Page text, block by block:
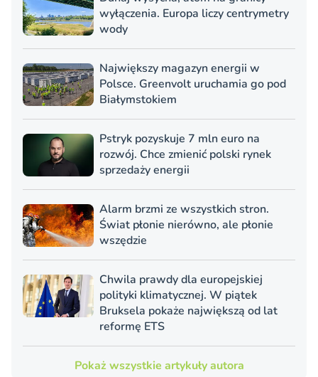
wyłączenia. Europa liczy centrymetry
wody
Największy magazyn energii w
Polsce. Greenvolt uruchamia go pod
Białymstokiem
Pstryk pozyskuje 7 mln euro na
rozwój. Chce zmienić polski rynek
sprzedaży energii
Alarm brzmi ze wszystkich stron.
Świat płonie nierówno, ale płonie
wszędzie
Chwila prawdy dla europejskiej
polityki klimatycznej. W piątek
Bruksela pokaże największą od lat
reformę ETS
Pokaż wszystkie artykuły autora